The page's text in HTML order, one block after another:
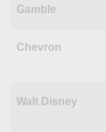
Gamble
Chevron
Walt Disney